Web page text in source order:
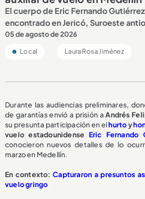
El cuerpo de Eric Fernando
encontrado en Jericó, Suroeste
05 de agosto de 2026
Local Laura Rosa Jiménez
Durante las audiencias preliminares,
de garantías envió a prisión aAndrés
su presunta participación en elhurtoy
vuelo estadounidense Eric Fernando
conocieron nuevos detalles de lo
marzo en Medellín.
En contexto: Capturaron a presuntos
vuelo gringo